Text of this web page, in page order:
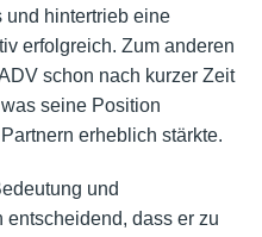
und hintertrieb eine
erfolgreich. Zum anderen
schon nach kurzer Zeit
seine Position
erheblich stärkte.
und
entscheidend, dass er zu